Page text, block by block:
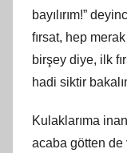
bayılırım!”
fırsat, hep
birşey diye, ilk
hadi siktir
Kulaklarıma
acaba götten de